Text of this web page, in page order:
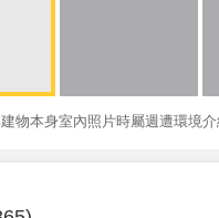
物本身室內照片時屬週遭環境